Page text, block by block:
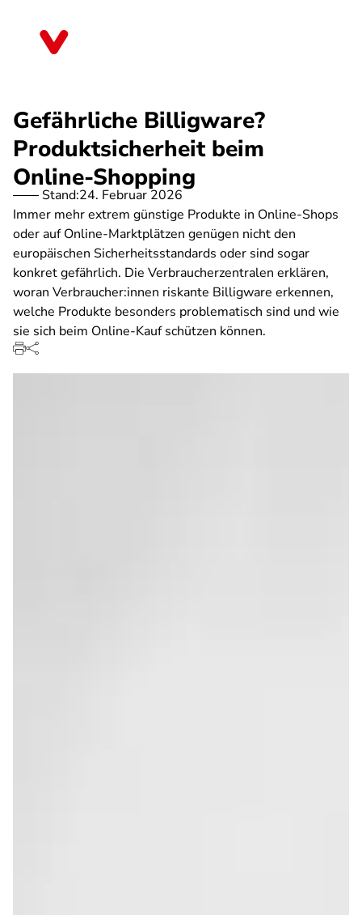
Gefährliche Billigware?
Produktsicherheit beim
Online-Shopping
Stand:24. Februar 2026
Immer mehr extrem günstige Produkte in Online-Shops
oder auf Online-Marktplätzen genügen nicht den
europäischen Sicherheitsstandards oder sind sogar
konkret gefährlich. Die Verbraucherzentralen erklären,
woran Verbraucher:innen riskante Billigware erkennen,
welche Produkte besonders problematisch sind und wie
sie sich beim Online-Kauf schützen können.